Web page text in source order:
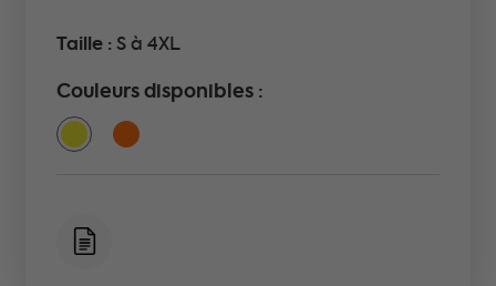
Taille :S à 4XL
Couleurs disponibles :